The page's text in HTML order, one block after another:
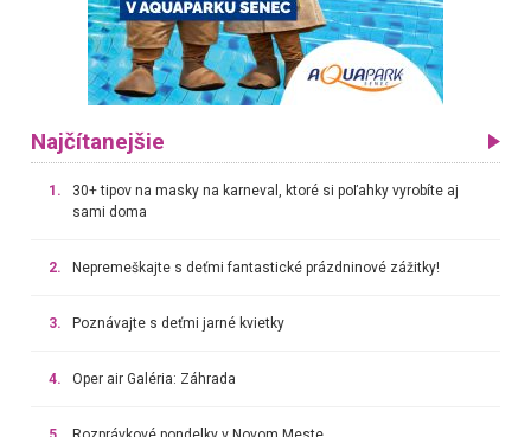
Najčítanejšie
1.
30+ tipov na masky na karneval, ktoré si poľahky vyrobíte aj
sami doma
2. Nepremeškajte s deťmi fantastické prázdninové zážitky!
3. Poznávajte s deťmi jarné kvietky
4. Oper air Galéria: Záhrada